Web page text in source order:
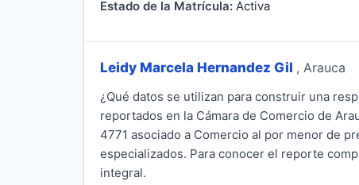
Estado de la Matrícula: Activa
Leidy Marcela Hernandez Gil , Arauca
¿Qué datos se utilizan para construir una
reportados en la Cámara de Comercio de
4771 asociado a Comercio al por menor de
especializados. Para conocer el reporte
integral.